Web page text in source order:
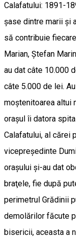
Calafatului: 1891-
şase dintre marii şi
să contribuie
Marian, Ştefan
au dat câte 10.000
câte 5.000 de lei.
moştenitoarea altui
oraşul îi datora
Calafatului, al cărei
vicepreşedinte
oraşului şi-au dat
braţele, fie după
perimetrul Grădinii
demolărilor făcute
bisericii, aceasta a